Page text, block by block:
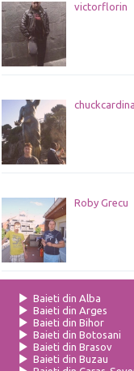
victorflorin
Roby Grecu
Baieti din Alba
Baieti din Arges
Baieti din Bihor
Baieti din Botosani
Baieti din Brasov
Baieti din Buzau